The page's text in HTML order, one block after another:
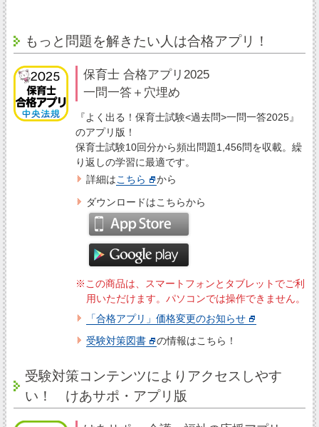
もっと問題を解きたい人は合格アプリ！
保育士 合格アプリ2025
一問一答＋穴埋め
『よく出る！保育士試験<過去問>一問一答2025』
のアプリ版！
保育士試験10回分から頻出問題1,456問を収載。繰
り返しの学習に最適です。
詳細はこちら
から
ダウンロードはこちらから
※この商品は、スマートフォンとタブレットでご利
用いただけます。パソコンでは操作できません。
「合格アプリ」価格変更のお知らせ
受験対策図書
の情報はこちら！
受験対策コンテンツによりアクセスしやす
い！ けあサポ・アプリ版